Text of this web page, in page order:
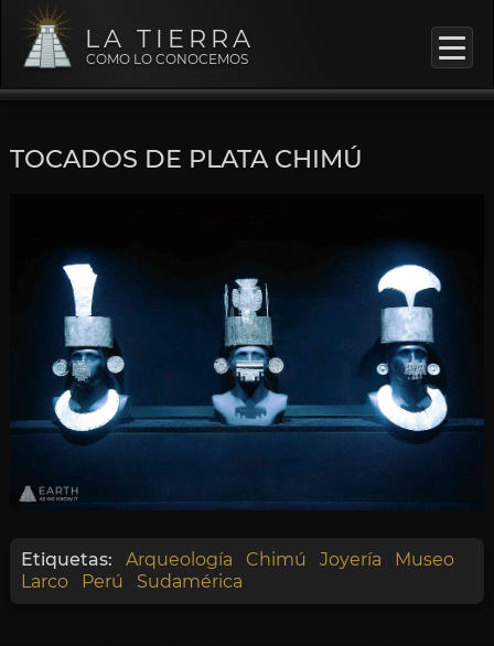
LA TIERRA
COMO LO CONOCEMOS
TOCADOS DE PLATA CHIMÚ
Etiquetas: Arqueología Chimú Joyería
Museo
Larco
Perú Sudamérica